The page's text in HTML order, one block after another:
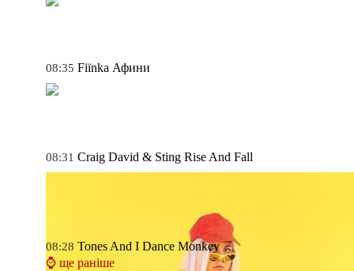
08:35 Fiїnka Афини
08:31 Craig David & Sting Rise And Fall
08:28 Tones And I Dance Monkey
⌚ ще раніше